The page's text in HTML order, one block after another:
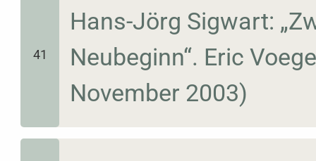
41
Hans-Jörg Sigwart:
Neubeginn“. Eric
November 2003)